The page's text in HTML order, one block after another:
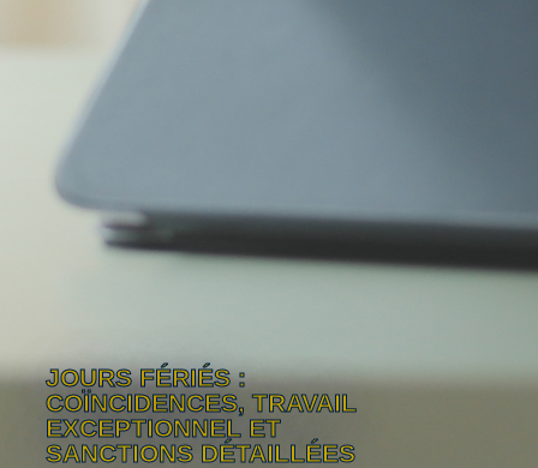
JOURS FÉRIÉS :
COÏNCIDENCES, TRAVAIL
EXCEPTIONNEL ET
SANCTIONS DÉTAILLÉES